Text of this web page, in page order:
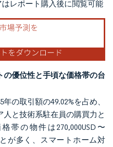
CC BY 4.0の表示が必要です。
レポート購入後に閲覧可能
優位性と手頃な価格帯の台
の取引額の49.02%を占め、
と技術系駐在員の購買力と
帯の物件は270,000USD〜
が多く、スマートホーム対